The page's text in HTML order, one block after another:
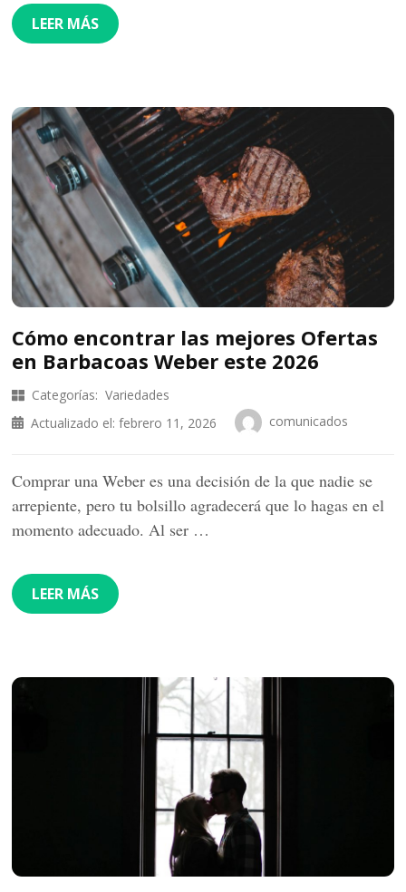
LEER MÁS
Cómo encontrar las mejores Ofertas
en Barbacoas Weber este 2026
Categorías: Variedades
Actualizado el: febrero 11, 2026 comunicados
Comprar una Weber es una decisión de la que nadie se
arrepiente, pero tu bolsillo agradecerá que lo hagas en el
momento adecuado. Al ser …
LEER MÁS